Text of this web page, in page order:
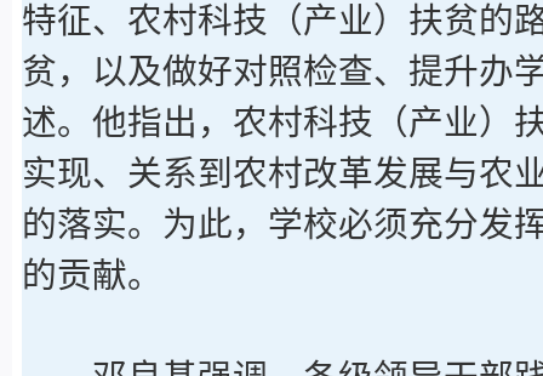
特征、农村科技（产业）扶贫的
贫，以及做好对照检查、提升办
述。他指出，农村科技（产业）
实现、关系到农村改革发展与农
的落实。为此，学校必须充分发
的贡献。